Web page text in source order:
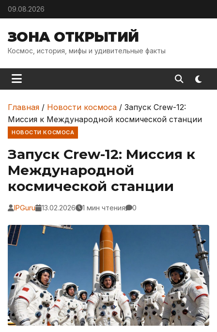
Skip to content
09.08.2026
ЗОНА ОТКРЫТИЙ
Космос, история, мифы и удивительные факты
Главная / Новости космоса / Запуск Crew-12:
Миссия к Международной космической станции
НОВОСТИ КОСМОСА
Запуск Crew-12: Миссия к
Международной
космической станции
IPGuru 13.02.2026 1 мин чтения 0